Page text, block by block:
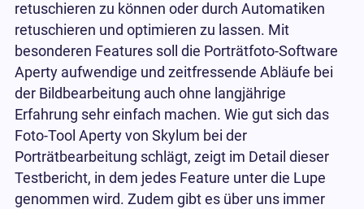
retuschieren zu können oder durch Automatiken
retuschieren und optimieren zu lassen. Mit
besonderen Features soll die Porträtfoto-Software
Aperty aufwendige und zeitfressende Abläufe bei
der Bildbearbeitung auch ohne langjährige
Erfahrung sehr einfach machen. Wie gut sich das
Foto-Tool Aperty von Skylum bei der
Porträtbearbeitung schlägt, zeigt im Detail dieser
Testbericht, in dem jedes Feature unter die Lupe
genommen wird. Zudem gibt es über uns immer